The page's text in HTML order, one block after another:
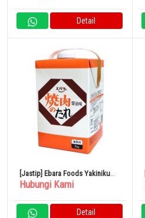
Detail
[Jastip] Ebara Foods Yakiniku
Sauce (Rasa Kecap) 5kg
Hubungi Kami
Detail